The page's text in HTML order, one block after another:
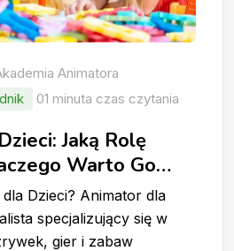
Animatora
01 minuta czas czytania
Jaką Rolę
Warto Go
Dzieci? Animator dla
specjalizujący się w
gier i zabaw